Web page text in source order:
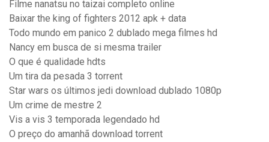
Filme nanatsu no taizai completo online
Baixar the king of fighters 2012 apk + data
Todo mundo em panico 2 dublado mega filmes hd
Nancy em busca de si mesma trailer
O que é qualidade hdts
Um tira da pesada 3 torrent
Star wars os últimos jedi download dublado 1080p
Um crime de mestre 2
Vis a vis 3 temporada legendado hd
O preço do amanhã download torrent